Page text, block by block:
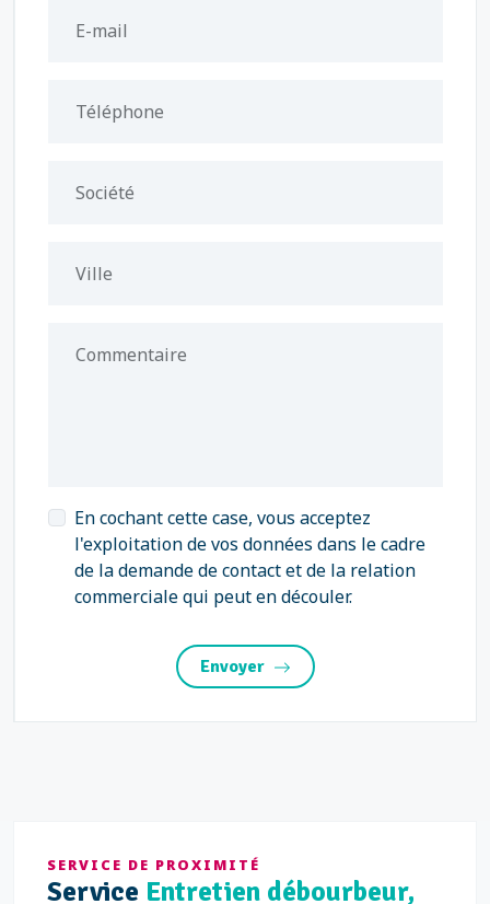
E-mail
Téléphone
Société
Ville
Commentaire
En cochant cette case, vous acceptez
l'exploitation de vos données dans le cadre
de la demande de contact et de la relation
commerciale qui peut en découler.
Envoyer
SERVICE DE PROXIMITÉ
Service Entretien débourbeur,